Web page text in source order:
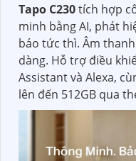
Tapo C230tích hợp
minh bằng AI, phát
báo tức thì. Âm
dàng. Hỗ trợ điều
Assistant và Alexa,
lên đến 512GB qua